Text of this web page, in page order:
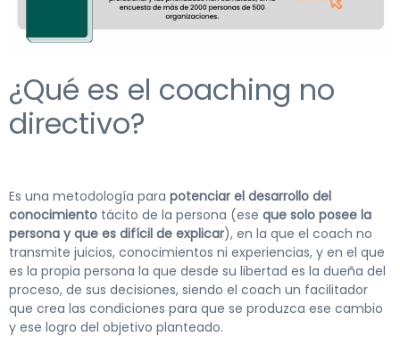
¿Qué es el coaching no
directivo?
Es una metodología para potenciar el desarrollo del
conocimiento tácito de la persona (ese que solo posee la
persona y que es difícil de explicar), en la que el coach no
transmite juicios, conocimientos ni experiencias, y en el que
es la propia persona la que desde su libertad es la dueña del
proceso, de sus decisiones, siendo el coach un facilitador
que crea las condiciones para que se produzca ese cambio
y ese logro del objetivo planteado.